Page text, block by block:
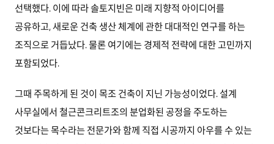
선택했다. 이에 따라 솔토지빈은 미래 지향적 아이디어를
공유하고, 새로운 건축 생산 체계에 관한 대대적인 연구를 하는
조직으로 거듭났다. 물론 여기에는 경제적 전략에 대한 고민까지
포함되었다.
그때 주목하게 된 것이 목조 건축이 지닌 가능성이었다. 설계
사무실에서 철근콘크리트조의 분업화된 공정을 주도하는
것보다는 목수라는 전문가와 함께 직접 시공까지 아우를 수 있는